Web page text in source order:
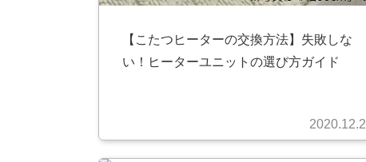
【こたつヒーターの交換方法】失敗しな
い！ヒーターユニットの選び方ガイド
2020.12.2